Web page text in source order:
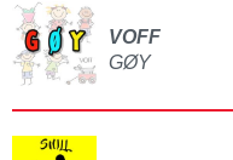
VOFF
GØY